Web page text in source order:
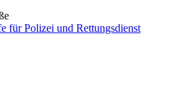
für Polizei und Rettungsdienst